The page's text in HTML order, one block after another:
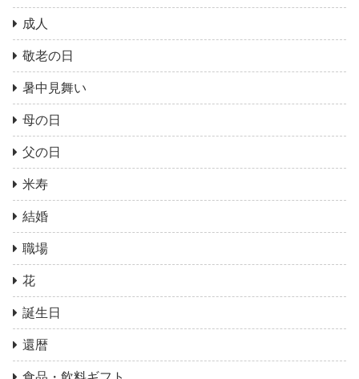
成人
敬老の日
暑中見舞い
母の日
父の日
米寿
結婚
職場
花
誕生日
還暦